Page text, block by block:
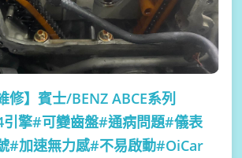
修】賓士/BENZ ABCE系列
擎#可變齒盤#通病問題#儀表
#加速無力感#不易啟動#OiCar